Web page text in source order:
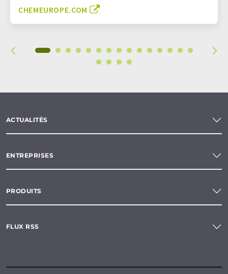
CHEMEUROPE.COM
ACTUALITÉS
ENTREPRISES
PRODUITS
FLUX RSS